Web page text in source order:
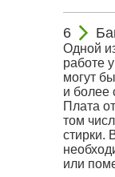
Одной
работе
могут
и более
Плата
том
стирки.
или